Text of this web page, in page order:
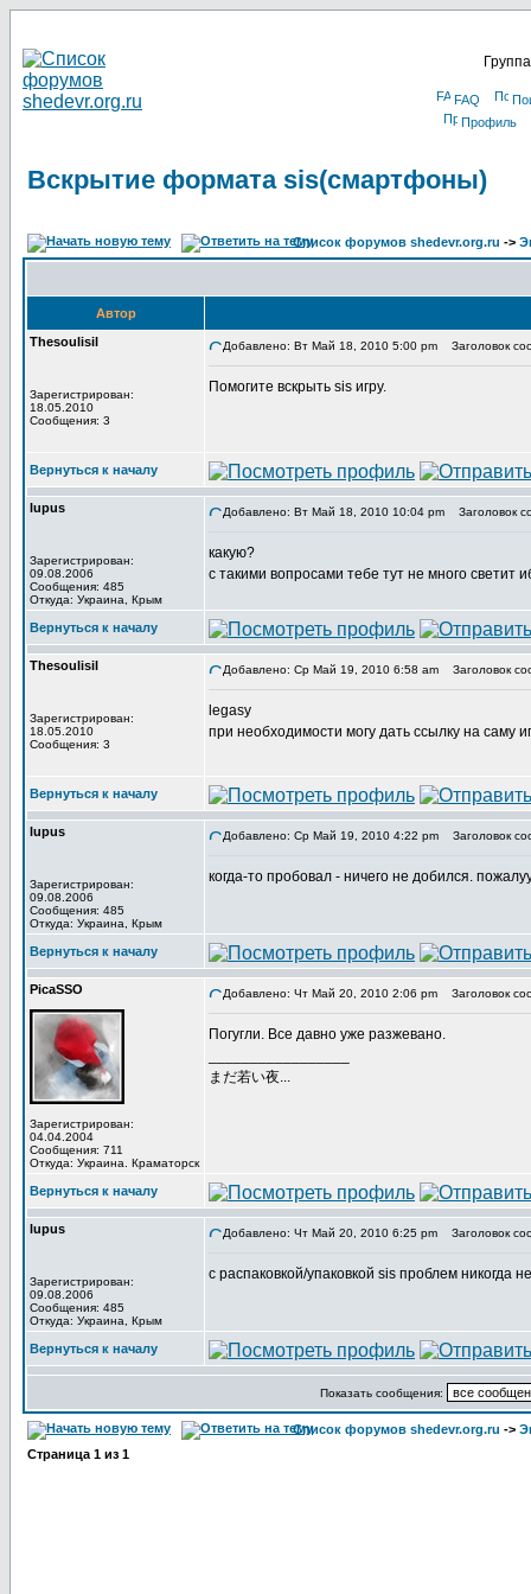
FAQ
Профиль
Вскрытие формата sis(смартфоны)
Список форумов shedevr.org.ru ->
Автор
Thesoulisil
Зарегистрирован:
18.05.2010
Сообщения: 3
Добавлено: Вт Май 18, 2010 5:00 pm Заголовок
Помогите вскрыть sis игру.
Вернуться к началу
lupus
Зарегистрирован:
09.08.2006
Сообщения: 485
Откуда: Украина, Крым
Добавлено: Вт Май 18, 2010 10:04 pm Заголовок
какую?
с такими вопросами тебе тут не много светит
Вернуться к началу
Thesoulisil
Зарегистрирован:
18.05.2010
Сообщения: 3
Добавлено: Ср Май 19, 2010 6:58 am Заголовок
legasy
при необходимости могу дать ссылку на саму
Вернуться к началу
lupus
Зарегистрирован:
09.08.2006
Сообщения: 485
Откуда: Украина, Крым
Добавлено: Ср Май 19, 2010 4:22 pm Заголовок
когда-то пробовал - ничего не добился.
Вернуться к началу
PicaSSO
Зарегистрирован:
04.04.2004
Сообщения: 711
Откуда: Украина. Краматорск
Добавлено: Чт Май 20, 2010 2:06 pm Заголовок
Погугли. Все давно уже разжевано.
まだ若い夜...
Вернуться к началу
lupus
Зарегистрирован:
09.08.2006
Сообщения: 485
Откуда: Украина, Крым
Добавлено: Чт Май 20, 2010 6:25 pm Заголовок
с распаковкой/упаковкой sis проблем никогда
Вернуться к началу
Показать сообщения:
Список форумов shedevr.org.ru ->
Страница 1 из 1